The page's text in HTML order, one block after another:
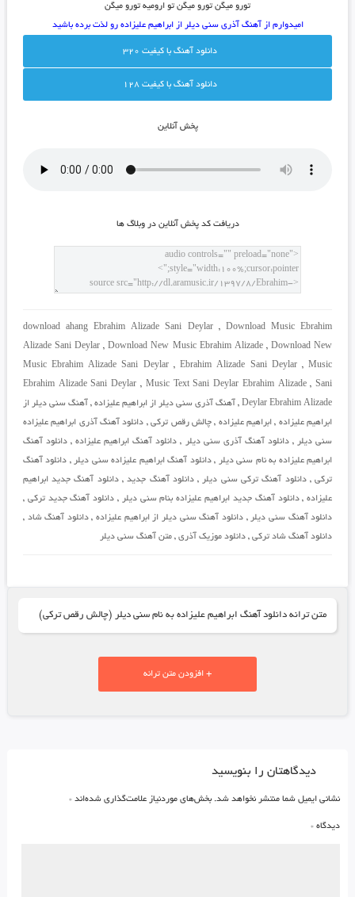
تورو میگن تورو میگن تو ارومیه تورو میگن
امیدوارم از آهنگ آذری سنی دیلر از ابراهیم علیزاده رو لذت برده باشید
دانلود آهنگ با کيفيت 320
دانلود آهنگ با کيفيت 128
پخش آنلاين
دريافت کد پخش آنلاين در وبلاگ ها
download ahang Ebrahim Alizade Sani Deylar, Download Music Ebrahim
Alizade Sani Deylar ,Download New Music Ebrahim Alizade,Download New
Music Ebrahim Alizade Sani Deylar,Ebrahim Alizade Sani Deylar,Music
Ebrahim Alizade Sani Deylar , Music Text Sani Deylar Ebrahim Alizade,Sani
Deylar Ebrahim Alizade
, آهنگ آذری سنی دیلر از ابراهیم علیزاده , آهنگ سنی دیلر از
ابراهیم علیزاده , ابراهیم علیزاده ,چالش رقص ترکی, دانلود آهنگ آذری ابراهیم علیزاده
سنی دیلر ,دانلود آهنگ آذری سنی دیلر , دانلود آهنگ ابراهیم علیزاده,دانلود آهنگ
ابراهیم علیزاده به نام سنی دیلر ,دانلود آهنگ ابراهیم علیزاده سنی دیلر , دانلود آهنگ
ترکی,دانلود آهنگ ترکی سنی دیلر ,دانلود آهنگ جدید,دانلود آهنگ جدید ابراهیم
علیزاده,دانلود آهنگ جدید ابراهیم علیزاده بنام سنی دیلر , دانلود آهنگ جدید ترکی ,
دانلود آهنگ سنی دیلر ,دانلود آهنگ سنی دیلر از ابراهیم علیزاده,دانلود آهنگ شاد ,
دانلود آهنگ شاد ترکی, دانلود موزیک آذری, متن آهنگ سنی دیلر
متن ترانه دانلود آهنگ ابراهیم علیزاده به نام سنی دیلر (چالش رقص ترکی)
+ افزودن متن ترانه
دیدگاهتان را بنویسید
نشانی ایمیل شما منتشر نخواهد شد. بخش‌های موردنیاز علامت‌گذاری شده‌اند *
دیدگاه *